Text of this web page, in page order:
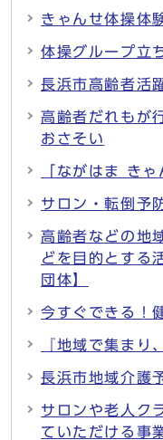
きゃんせ体操体
体操グループ立
長浜市高齢者活
高齢者だれもが
おさそい
「ながはま きゃ
サロン・転倒予
高齢者などの地
どを目的とする
団体】
今すぐできる！
『地域で集まり
長浜市地域介護
サロンや老人ク
ていただける事